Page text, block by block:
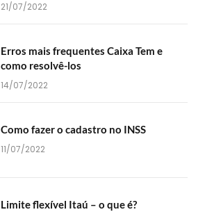
21/07/2022
Erros mais frequentes Caixa Tem e
como resolvê-los
14/07/2022
Como fazer o cadastro no INSS
11/07/2022
Limite flexível Itaú – o que é?